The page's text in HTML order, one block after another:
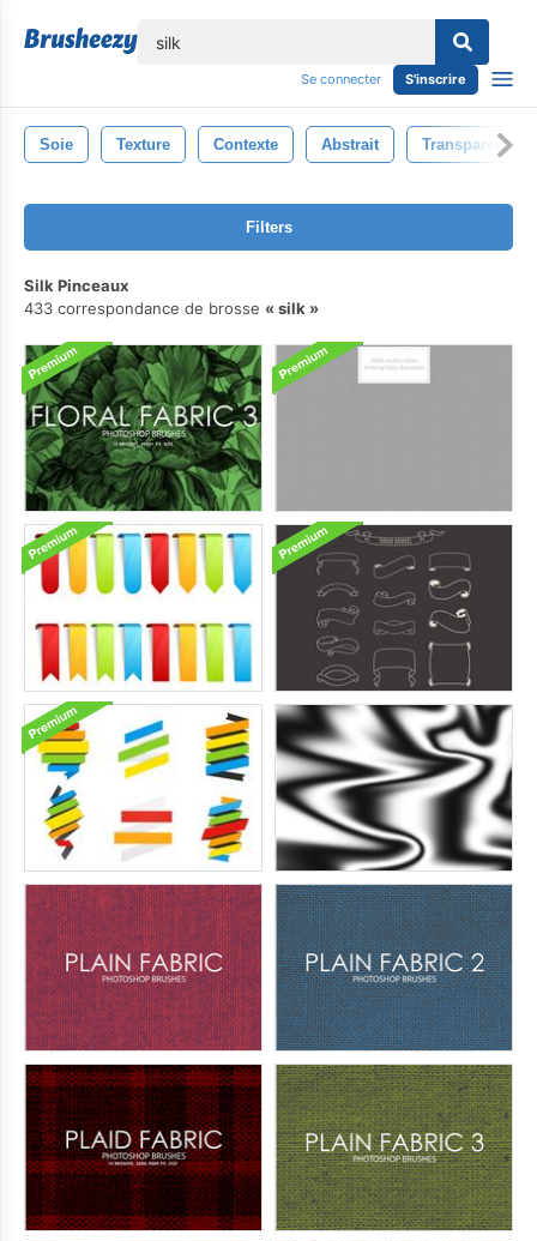
Se connecter S'inscrire
Soie Texture Contexte Abstrait Transparent
Filters
Silk Pinceaux
433 correspondance de brosse
silk